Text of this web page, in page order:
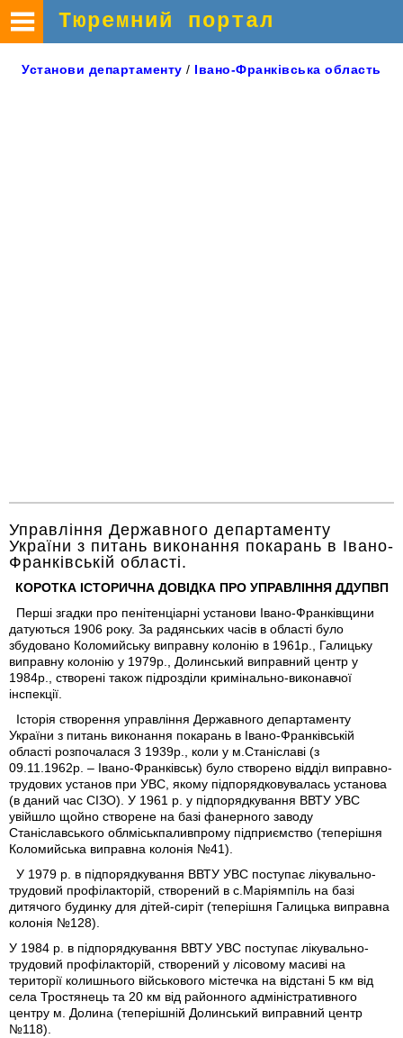
Тюремний портал
Установи департаменту / Івано-Франківська область
Управління Державного департаменту
України з питань виконання покарань в Івано-
Франківській області.
КОРОТКА ІСТОРИЧНА ДОВІДКА ПРО УПРАВЛІННЯ ДДУПВП
Перші згадки про пенітенціарні установи Івано-Франківщини
датуються 1906 року. За радянських часів в області було
збудовано Коломийську виправну колонію в 1961р., Галицьку
виправну колонію у 1979р., Долинський виправний центр у
1984р., створені також підрозділи кримінально-виконавчої
інспекції.
Історія створення управління Державного департаменту
України з питань виконання покарань в Івано-Франківській
області розпочалася 3 1939р., коли у м.Станіславі (з
09.11.1962р. – Івано-Франківськ) було створено відділ виправно-
трудових установ при УВС, якому підпорядковувалась установа
(в даний час СІЗО). У 1961 р. у підпорядкування ВВТУ УВС
увійшло щойно створене на базі фанерного заводу
Станіславського облміськпаливпрому підприємство (теперішня
Коломийська виправна колонія №41).
У 1979 р. в підпорядкування ВВТУ УВС поступає лікувально-
трудовий профілакторій, створений в с.Маріямпіль на базі
дитячого будинку для дітей-сиріт (теперішня Галицька виправна
колонія №128).
У 1984 р. в підпорядкування ВВТУ УВС поступає лікувально-
трудовий профілакторій, створений у лісовому масиві на
території колишнього військового містечка на відстані 5 км від
села Тростянець та 20 км від районного адміністративного
центру м. Долина (теперішній Долинський виправний центр
№118).